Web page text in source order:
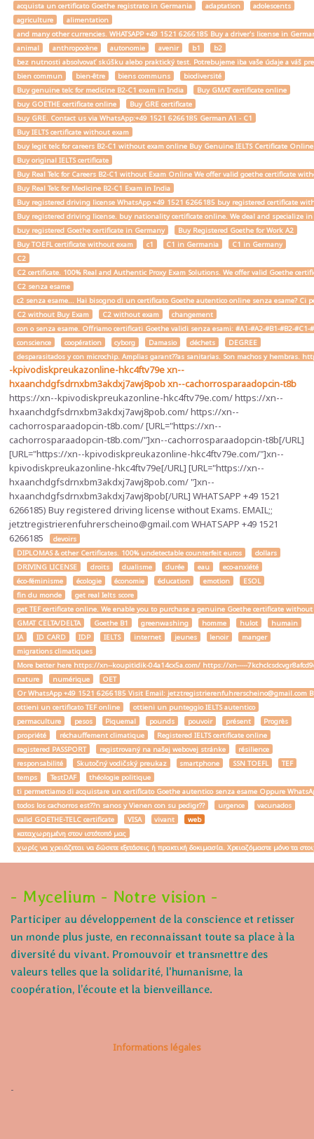
acquista un certificato Goethe registrato in Germania
adaptation
adolescents
agriculture
alimentation
and many other currencies. WHATSAPP +49 1521 6266185 Buy a driver's license in
animal
anthropocène autonomie avenir b1
b2
bez nutnosti absolvovať skúšku alebo praktický test. Potrebujeme iba vaše údaje a váš
bien commun
bien-être biens communs
biodiversité
Buy genuine telc for medicine B2-C1 exam in India
Buy GMAT certificate online
buy GOETHE certificate online
Buy GRE certificate
buy GRE. Contact us via WhatsApp:+49 1521 6266185 German A1 - C1
Buy IELTS certificate without exam
buy legit telc for careers B2-C1 without exam online Buy Genuine IELTS Certificate
Buy original IELTS certificate
Buy Real Telc for Careers B2-C1 without Exam Online We offer valid goethe certificate
Buy Real Telc for Medicine B2-C1 Exam in India
Buy registered driving license WhatsApp +49 1521 6266185 buy registered certificate
Buy registered driving license. buy nationality certificate online. We deal and specialize
buy registered Goethe certificate in Germany
Buy Registered Goethe for Work A2
Buy TOEFL certificate without exam
c1 C1 in Germania
C1 in Germany
C2
C2 certificate. 100% Real and Authentic Proxy Exam Solutions. We offer valid Goethe
C2 senza esame
c2 senza esame... Hai bisogno di un certificato Goethe autentico online senza esame?
C2 without Buy Exam
C2 without exam
changement
con o senza esame. Offriamo certificati Goethe validi senza esami: #A1-#A2-#B1-#B2-
conscience
coopération cyborg Damasio déchets
DEGREE
desparasitados y con microchip. Amplias garant??as sanitarias. Son machos y hembras.
-kpivodiskpreukazonline-hkc4ftv79exn--
hxaanchdgfsdrnxbm3akdxj7awj8pobxn--cachorrosparaadopcin-t8b
https://xn--kpivodiskpreukazonline-hkc4ftv79e.com/ https://xn--
hxaanchdgfsdrnxbm3akdxj7awj8pob.com/ https://xn--
cachorrosparaadopcin-t8b.com/ [URL="https://xn--
cachorrosparaadopcin-t8b.com/"]xn--cachorrosparaadopcin-t8b[/URL]
[URL="https://xn--kpivodiskpreukazonline-hkc4ftv79e.com/"]xn--
kpivodiskpreukazonline-hkc4ftv79e[/URL] [URL="https://xn--
hxaanchdgfsdrnxbm3akdxj7awj8pob.com/ "]xn--
hxaanchdgfsdrnxbm3akdxj7awj8pob[/URL] WHATSAPP +49 1521
6266185) Buy registered driving license without Exams. EMAIL;;
jetztregistrierenfuhrerscheino@gmail.com WHATSAPP +49 1521
6266185
devoirs
DIPLOMAS & other Certificates. 100% undetectable counterfeit euros
dollars
DRIVING LICENSE
droits dualisme durée eau
eco-anxiété
éco-féminisme
écologie économie éducation emotion
ESOL
fin du monde
get real Ielts score
get TEF certificate online. We enable you to purchase a genuine Goethe certificate
GMAT CELTA/DELTA
Goethe B1 greenwashing homme hulot
humain
IA
ID CARD IDP IELTS internet jeunes lenoir
manger
migrations climatiques
More better here https://xn--koupitidik-04a14cx5a.com/ https://xn-----
nature
numérique
OET
Or WhatsApp +49 1521 6266185 Visit Email: jetztregistrierenfuhrerscheino@gmail.com
ottieni un certificato TEF online
ottieni un punteggio IELTS autentico
permaculture
pesos Piquemal pounds pouvoir présent
Progrès
propriété
réchauffement climatique
Registered IELTS certificate online
registered PASSPORT
registrovaný na našej webovej stránke
résilience
responsabilité
Skutočný vodičský preukaz smartphone SSN TOEFL
TEF
temps
TestDAF
théologie politique
ti permettiamo di acquistare un certificato Goethe autentico senza esame Oppure
todos los cachorros est??n sanos y Vienen con su pedigr??
urgence
vacunados
valid GOETHE-TELC certificate
VISA vivant
web
καταχωρημένη στον ιστότοπό μας
χωρίς να χρειάζεται να δώσετε εξετάσεις ή πρακτική δοκιμασία. Χρειαζόμαστε μόνο
- Mycelium - Notre vision -
Participer au développement de la conscience et retisser
un monde plus juste, en reconnaissant toute sa place à la
diversité du vivant. Promouvoir et transmettre des
valeurs telles que la solidarité, l'humanisme, la
coopération, l’écoute et la bienveillance.
Informations légales
-